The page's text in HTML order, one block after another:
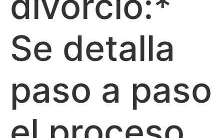
Se detalla
paso a paso